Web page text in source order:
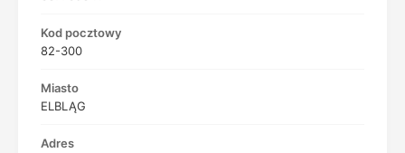
Kod pocztowy
82-300
Miasto
ELBLĄG
Adres